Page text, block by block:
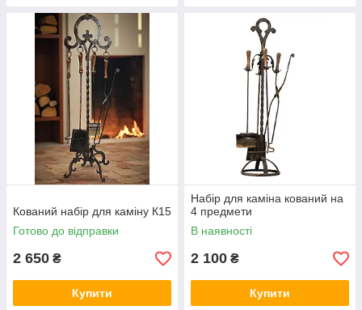
Кований набір для каміну К15
Готово до відправки
2 650 ₴
Купити
Набір для каміна кований на
4 предмети
В наявності
2 100 ₴
Купити